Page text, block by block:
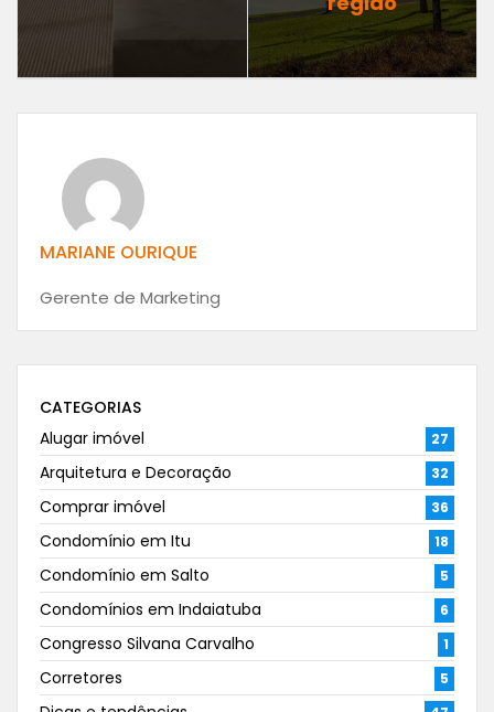
MARIANE OURIQUE
Gerente de Marketing
CATEGORIAS
Alugar imóvel
27
Arquitetura e Decoração 32
Comprar imóvel 36
Condomínio em Itu 18
Condomínio em Salto 5
Condomínios em Indaiatuba 6
Congresso Silvana Carvalho 1
Corretores 5